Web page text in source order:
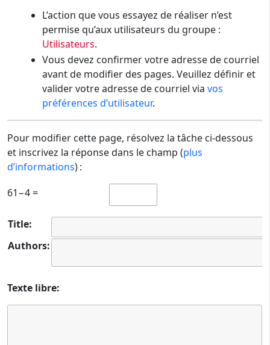
L’action que vous essayez de réaliser n’est
permise qu’aux utilisateurs du groupe :
Utilisateurs.
Vous devez confirmer votre adresse de courriel
avant de modifier des pages. Veuillez définir et
valider votre adresse de courriel via vos
préférences d’utilisateur.
Pour modifier cette page, résolvez la tâche ci-dessous
et inscrivez la réponse dans le champ (plus
d’informations) :
61−4 =
Title:
Authors:
Texte libre: